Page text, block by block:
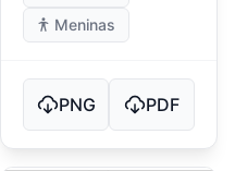
Meninas
PNG PDF